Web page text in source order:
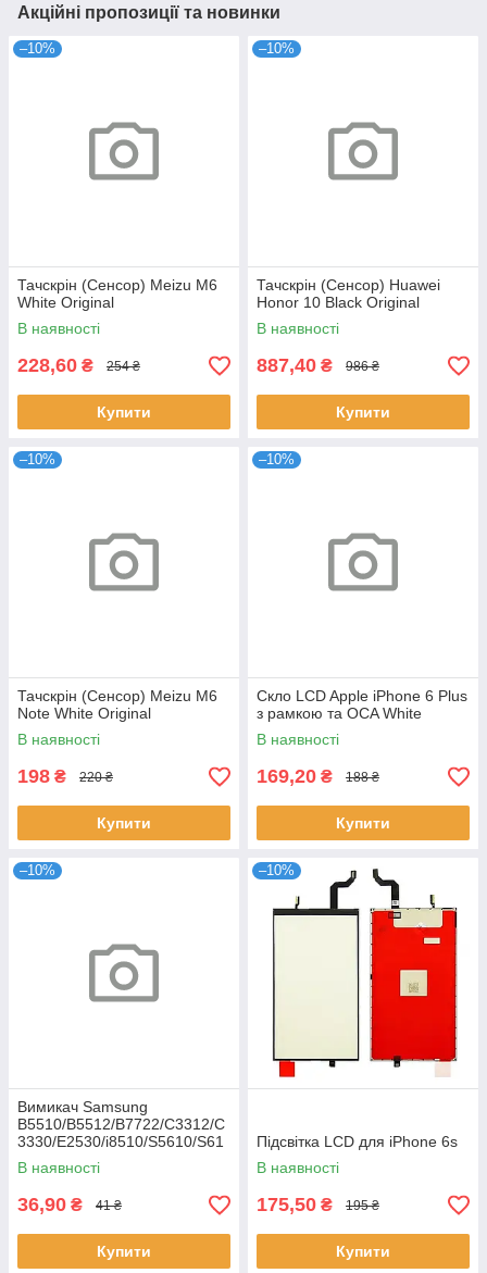
Акційні пропозиції та новинки
–10%
Тачскрін (Сенсор) Meizu M6
White Original
В наявності
228,60 ₴ 254 ₴
Купити
–10%
Тачскрін (Сенсор) Huawei
Honor 10 Black Original
В наявності
887,40 ₴ 986 ₴
Купити
–10%
Тачскрін (Сенсор) Meizu M6
Note White Original
В наявності
198 ₴ 220 ₴
Купити
–10%
Скло LCD Apple iPhone 6 Plus
з рамкою та OCA White
В наявності
169,20 ₴ 188 ₴
Купити
–10%
Вимикач Samsung
B5510/B5512/B7722/C3312/C
3330/E2530/i8510/S5610/S61
02
В наявності
36,90 ₴ 41 ₴
Купити
–10%
Підсвітка LCD для iPhone 6s
В наявності
175,50 ₴ 195 ₴
Купити